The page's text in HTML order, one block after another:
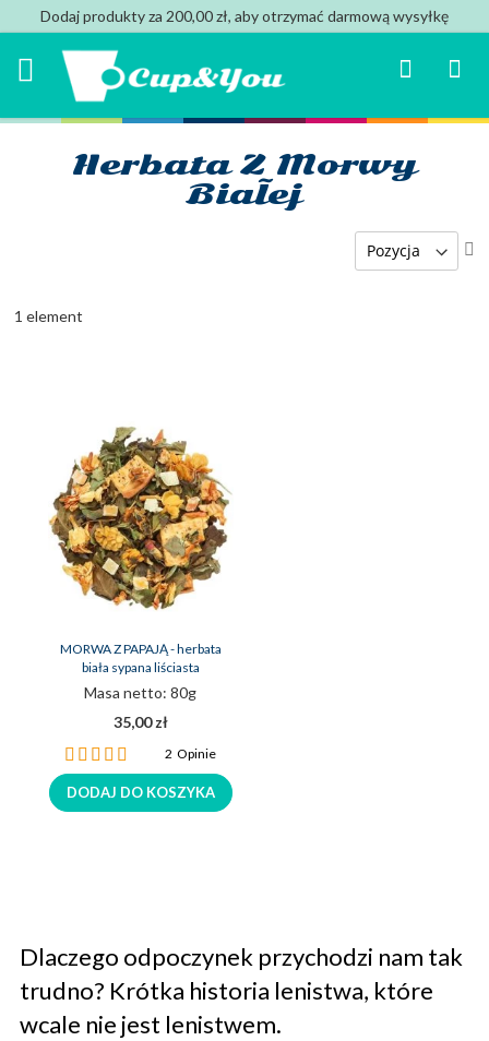
Dodaj produkty za 200,00 zł, aby otrzymać darmową wysyłkę
Mój
Search
Herbata Z Morwy
Białej
1 element
MORWA Z PAPAJĄ - herbata
biała sypana liściasta
Masa netto: 80g
35,00 zł
Ocena:
100%
2Opinie
DODAJ DO KOSZYKA
Dlaczego odpoczynek przychodzi nam tak
trudno? Krótka historia lenistwa, które
wcale nie jest lenistwem.